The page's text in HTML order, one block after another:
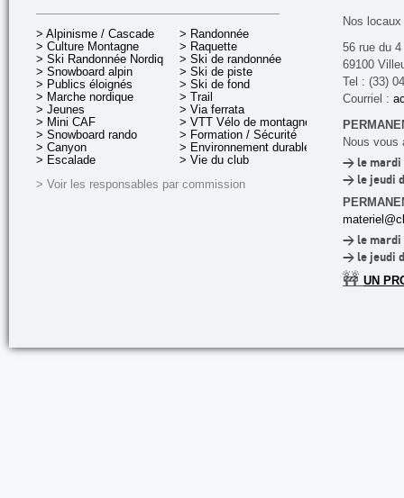
> Alpinisme / Cascade
> Culture Montagne
> Ski Randonnée Nordique
> Snowboard alpin
> Publics éloignés
> Marche nordique
> Jeunes
> Mini CAF
> Snowboard rando
> Canyon
> Escalade
> Randonnée
> Raquette
> Ski de randonnée
> Ski de piste
> Ski de fond
> Trail
> Via ferrata
> VTT Vélo de montagne
> Formation / Sécurité
> Environnement durable
> Vie du club
> Voir les responsables par commission
Nos
56 rue du
69100
Tel : (33)
Courriel :
Nous vous
> le mardi
> le jeudi
> le mardi
> le jeudi
🚧 UN